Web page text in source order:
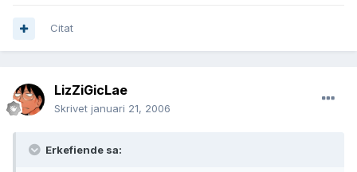
Citat
LizZiGicLae
Skrivet januari 21, 2006
Erkefiende sa: